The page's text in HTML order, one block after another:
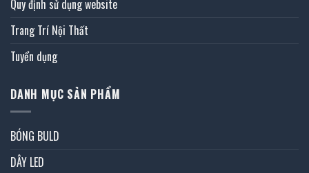
Quy định sử dụng website
Trang Trí Nội Thất
Tuyển dụng
DANH MỤC SẢN PHẨM
BÓNG BULD
DÂY LED